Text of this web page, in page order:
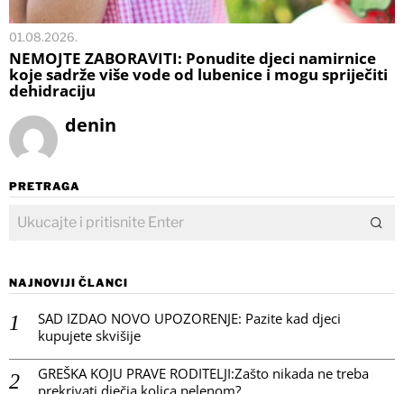
01.08.2026.
NEMOJTE ZABORAVITI: Ponudite djeci namirnice
koje sadrže više vode od lubenice i mogu spriječiti
dehidraciju
denin
PRETRAGA
NAJNOVIJI ČLANCI
SAD IZDAO NOVO UPOZORENJE: Pazite kad djeci
kupujete skvišije
GREŠKA KOJU PRAVE RODITELJI:Zašto nikada ne treba